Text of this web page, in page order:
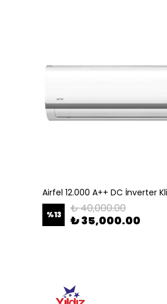
Airfel 12.000 A++ DC İnverter
%13 ₺ 40,000.00
₺ 35,000.00